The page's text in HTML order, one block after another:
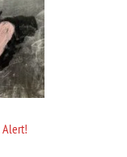
Alert!